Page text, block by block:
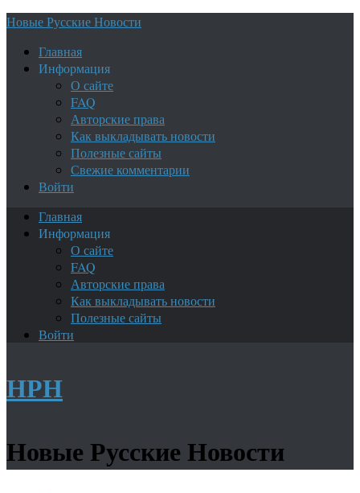
Новые Русские Новости
Главная
Информация
О сайте
FAQ
Авторские права
Как выкладывать новости
Полезные сайты
Свежие комментарии
Войти
Главная
Информация
О сайте
FAQ
Авторские права
Как выкладывать новости
Полезные сайты
Войти
НРН
Новые Русские Новости